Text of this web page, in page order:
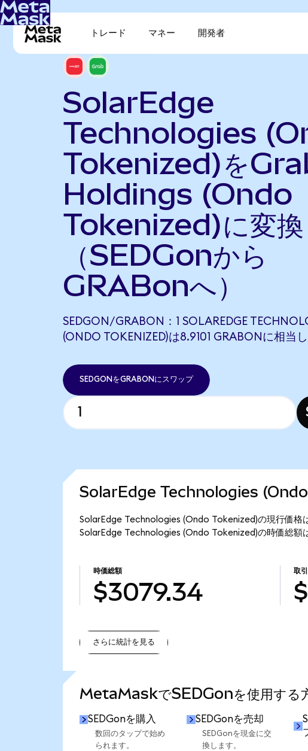
トレード マネー 開発者
SolarEdge
Technologies
Tokenized)を
Holdings (Ondo
Tokenized)に変換
（SEDGonから
GRABonへ）
SEDGON/GRABON：1 SOLAREDGE
(ONDO TOKENIZED)は8.9101 GRABONに相当
SEDGONをGRABONにスワップ
SolarEdge Technologies (Ondo
SolarEdge Technologies (Ondo Tokenized)の現行価格
SolarEdge Technologies (Ondo Tokenized)の時価総額
時価総額
$3079.34
取
さらに統計を見る
MetaMaskでSEDGonを使用する
SEDGonを購入
数回のタップで始め
られます。
SEDGonを売却
SEDGonを現金に交
換します。